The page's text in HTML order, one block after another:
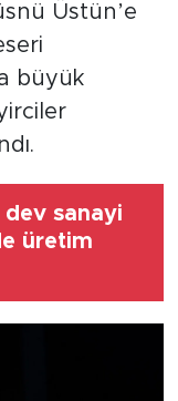
Üstün’e
büyük
dev sanayi
üretim